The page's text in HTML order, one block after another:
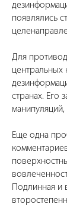
появлялись
Для
центральных
странах. Его
манипуляций,
Еще одна
Подлинная